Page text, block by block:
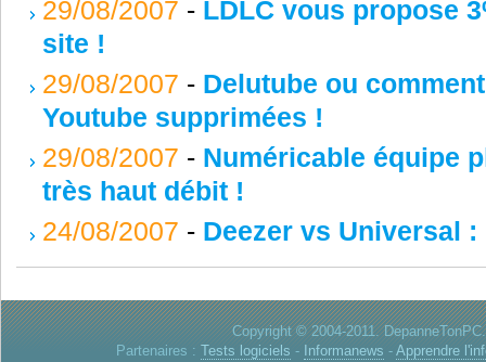
29/08/2007 - LDLC vous propose
site !
29/08/2007 - Delutube ou
Youtube supprimées !
29/08/2007 - Numéricable équipe
très haut débit !
24/08/2007 - Deezer vs Universal
Copyright © 2004-2011.
Partenaires : Tests logiciels - Informanews - Apprendre